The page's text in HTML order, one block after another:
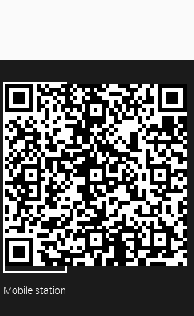
Mobile station